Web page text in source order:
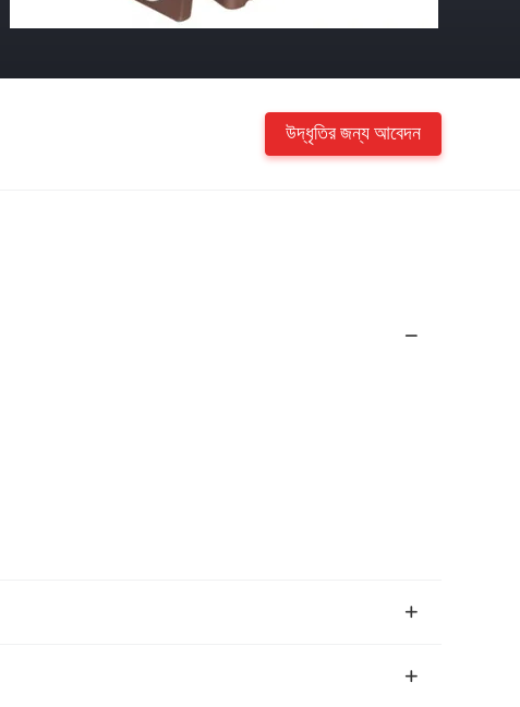
উদ্ধৃতির জন্য আবেদন